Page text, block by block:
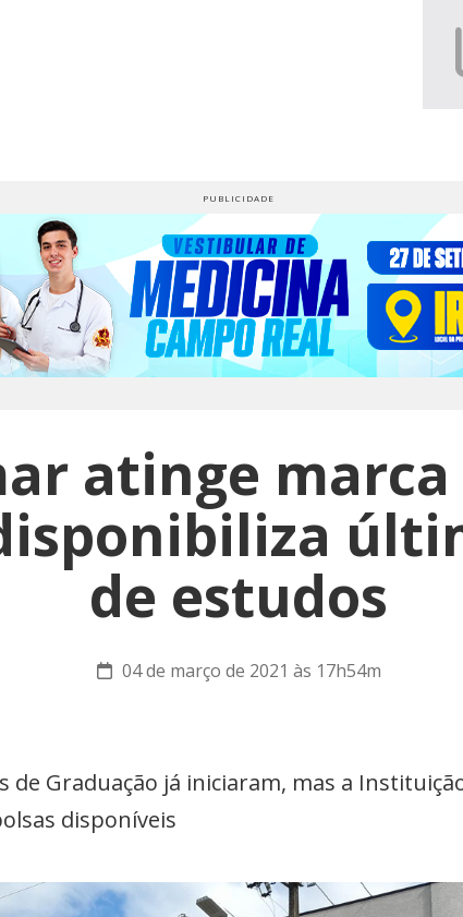
atinge marca
de estudos
04 de março de 2021 às 17h54m
de Graduação já iniciaram, mas a
disponíveis